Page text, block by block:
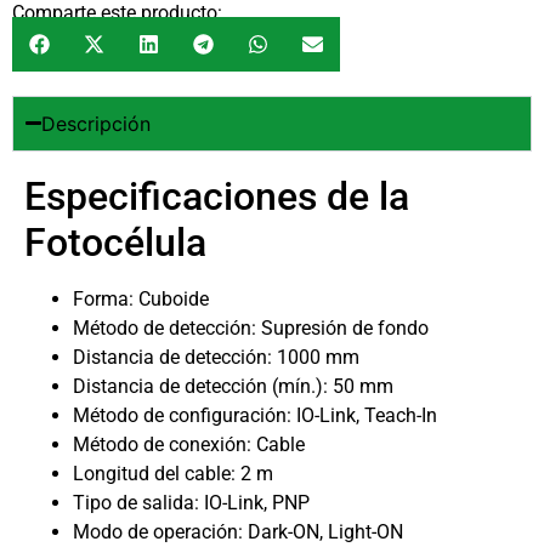
Comparte este producto:
Descripción
Especificaciones de la
Fotocélula
Forma: Cuboide
Método de detección: Supresión de fondo
Distancia de detección: 1000 mm
Distancia de detección (mín.): 50 mm
Método de configuración: IO-Link, Teach-In
Método de conexión: Cable
Longitud del cable: 2 m
Tipo de salida: IO-Link, PNP
Modo de operación: Dark-ON, Light-ON